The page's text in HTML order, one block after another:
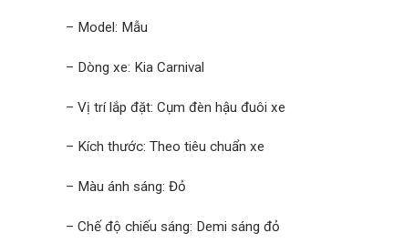
– Model: Mẫu
– Dòng xe: Kia Carnival
– Vị trí lắp đặt: Cụm đèn hậu đuôi xe
– Kích thước: Theo tiêu chuẩn xe
– Màu ánh sáng: Đỏ
– Chế độ chiếu sáng: Demi sáng đỏ